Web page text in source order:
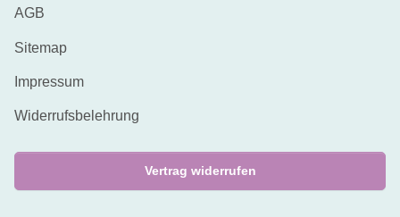
AGB
Sitemap
Impressum
Widerrufsbelehrung
Vertrag widerrufen